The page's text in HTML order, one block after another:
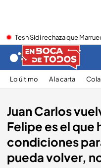
Tesh Sidi rechaza que
Lo último A la carta
Juan Carlos
Felipe es el que
condiciones
pueda volver,